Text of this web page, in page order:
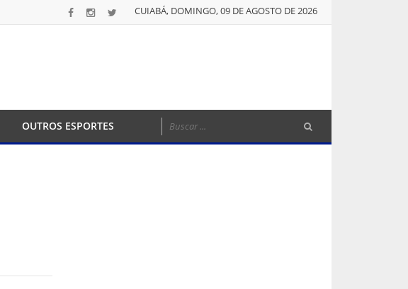
CUIABÁ, DOMINGO, 09 DE AGOSTO DE 2026
OUTROS ESPORTES